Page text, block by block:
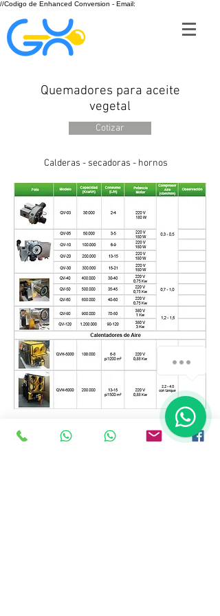
//Codigo de Enhanced Conversion - Email:
Quemadores para aceite
vegetal
Cotizar
Calderas - secadoras - hornos
Para: aceites vegetales nuevos y usados;
Gasoil; Aceite mineral usado
¿Cómo podemos ayudarte?